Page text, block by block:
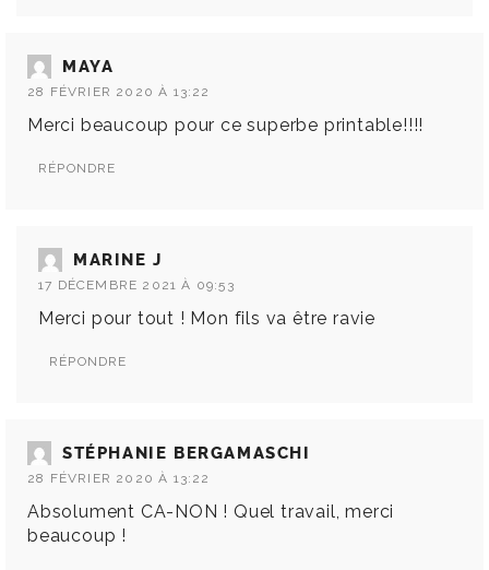
MAYA
28 FÉVRIER 2020 À 13:22
Merci beaucoup pour ce superbe printable!!!!
RÉPONDRE
MARINE J
17 DÉCEMBRE 2021 À 09:53
Merci pour tout ! Mon fils va être ravie
RÉPONDRE
STÉPHANIE BERGAMASCHI
28 FÉVRIER 2020 À 13:22
Absolument CA-NON ! Quel travail, merci
beaucoup !